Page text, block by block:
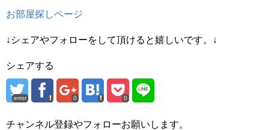
お部屋探しページ
↓シェアやフォローをして頂けると嬉しいです。↓
シェアする
error 0 0
チャンネル登録やフォローお願いします。